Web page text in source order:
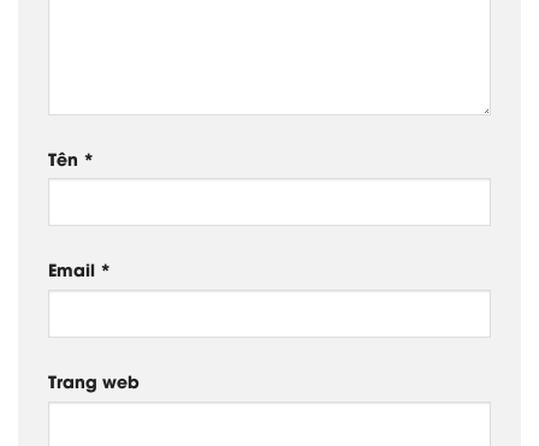
Tên *
Email *
Trang web